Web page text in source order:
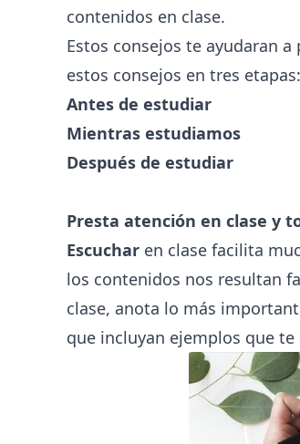
contenidos en clase.
Estos consejos te ayudaran
estos consejos en tres etapas:
Antes de estudiar
Mientras estudiamos
Después de estudiar
Presta atención en clase y
Escuchar en clase facilita
los contenidos nos resultan
clase, anota lo más
que incluyan ejemplos que te